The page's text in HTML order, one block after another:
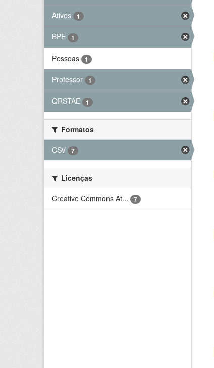
Ativos 1
BPE 1
Pessoas 1
Professor 1
QRSTAE 1
Formatos
CSV
7
Licenças
Creative Commons At...
7